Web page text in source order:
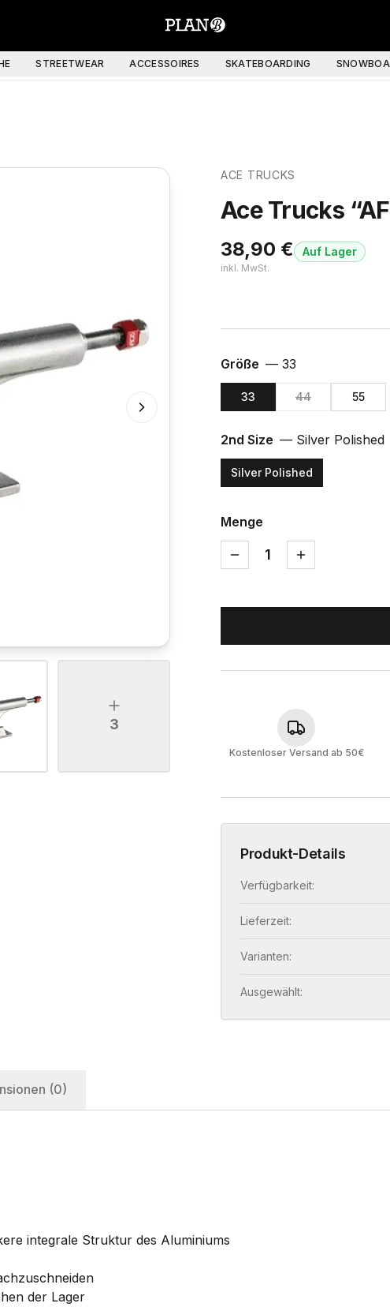
STREETWEAR ACCESSOIRES SKATEBOARDING
3
ACE TRUCKS
Ace Trucks
38,90 €
inkl. MwSt.
Auf Lager
Größe — 33
33 44 55
2nd Size — Silver Polished
Silver Polished
Menge
1
Kostenloser Versand ab 50€
Produkt-Details
Verfügbarkeit:
Lieferzeit:
Varianten:
Ausgewählt:
(0)
integrale Struktur des Aluminiums
der Lager